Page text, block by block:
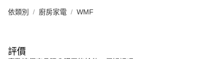
依類別 廚房家電 WMF
評價